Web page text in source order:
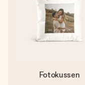
Fotokussen